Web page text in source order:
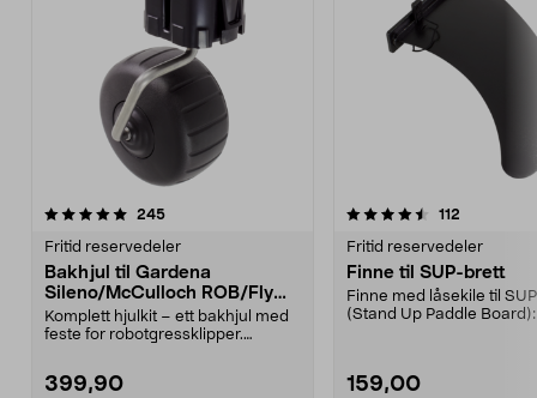
245anmeldelser
Fritid reservedeler
Bakhjul til Gardena
Sileno/McCulloch ROB/Flymo
Easilife
Komplett hjulkit – ett bakhjul med
feste for robotgressklipper.
399,90
4.5 av 5 stjerner 112
Fritid reservedeler
Finne til SUP-brett
Finne med låsekile til
(Stand Up Paddle Board):
159,00
5.0 av 5 stjerner